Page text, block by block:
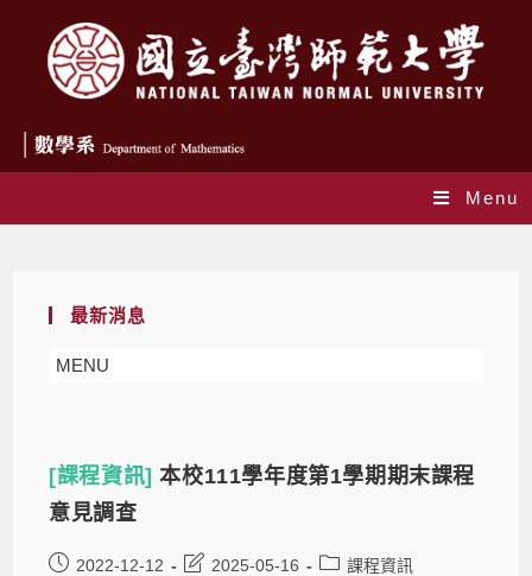
Menu
最新消息
MENU
[課程資訊]本校111學年度第1學期期末課程
意見調查
2022-12-12 2025-05-16 課程資訊